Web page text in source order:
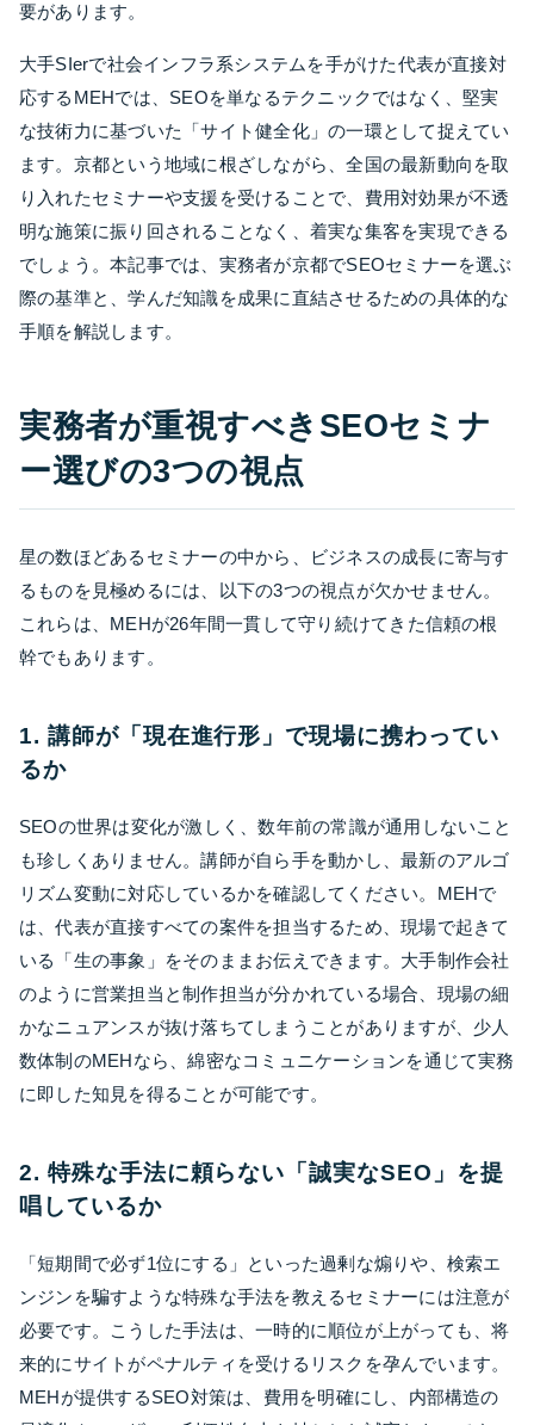
要があります。
大手SIerで社会インフラ系システムを手がけた代表が直接対
応するMEHでは、SEOを単なるテクニックではなく、堅実
な技術力に基づいた「サイト健全化」の一環として捉えてい
ます。京都という地域に根ざしながら、全国の最新動向を取
り入れたセミナーや支援を受けることで、費用対効果が不透
明な施策に振り回されることなく、着実な集客を実現できる
でしょう。本記事では、実務者が京都でSEOセミナーを選ぶ
際の基準と、学んだ知識を成果に直結させるための具体的な
手順を解説します。
実務者が重視すべきSEOセミナ
ー選びの3つの視点
星の数ほどあるセミナーの中から、ビジネスの成長に寄与す
るものを見極めるには、以下の3つの視点が欠かせません。
これらは、MEHが26年間一貫して守り続けてきた信頼の根
幹でもあります。
1. 講師が「現在進行形」で現場に携わってい
るか
SEOの世界は変化が激しく、数年前の常識が通用しないこと
も珍しくありません。講師が自ら手を動かし、最新のアルゴ
リズム変動に対応しているかを確認してください。MEHで
は、代表が直接すべての案件を担当するため、現場で起きて
いる「生の事象」をそのままお伝えできます。大手制作会社
のように営業担当と制作担当が分かれている場合、現場の細
かなニュアンスが抜け落ちてしまうことがありますが、少人
数体制のMEHなら、綿密なコミュニケーションを通じて実務
に即した知見を得ることが可能です。
2. 特殊な手法に頼らない「誠実なSEO」を提
唱しているか
「短期間で必ず1位にする」といった過剰な煽りや、検索エ
ンジンを騙すような特殊な手法を教えるセミナーには注意が
必要です。こうした手法は、一時的に順位が上がっても、将
来的にサイトがペナルティを受けるリスクを孕んでいます。
MEHが提供するSEO対策は、費用を明確にし、内部構造の